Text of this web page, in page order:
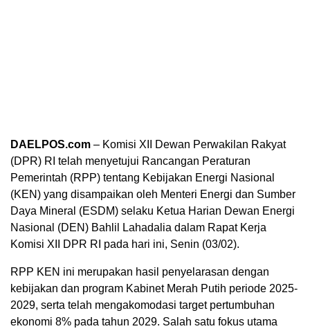
DAELPOS.com – Komisi XII Dewan Perwakilan Rakyat
(DPR) RI telah menyetujui Rancangan Peraturan
Pemerintah (RPP) tentang Kebijakan Energi Nasional
(KEN) yang disampaikan oleh Menteri Energi dan Sumber
Daya Mineral (ESDM) selaku Ketua Harian Dewan Energi
Nasional (DEN) Bahlil Lahadalia dalam Rapat Kerja
Komisi XII DPR RI pada hari ini, Senin (03/02).
RPP KEN ini merupakan hasil penyelarasan dengan
kebijakan dan program Kabinet Merah Putih periode 2025-
2029, serta telah mengakomodasi target pertumbuhan
ekonomi 8% pada tahun 2029. Salah satu fokus utama